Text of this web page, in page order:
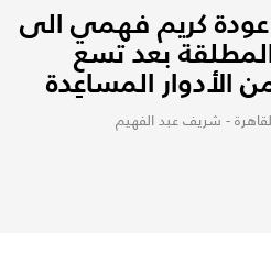
كريم فهمي الى
بعد تسع
الأدوار المساعِدة
- شريف عبد الفهيم